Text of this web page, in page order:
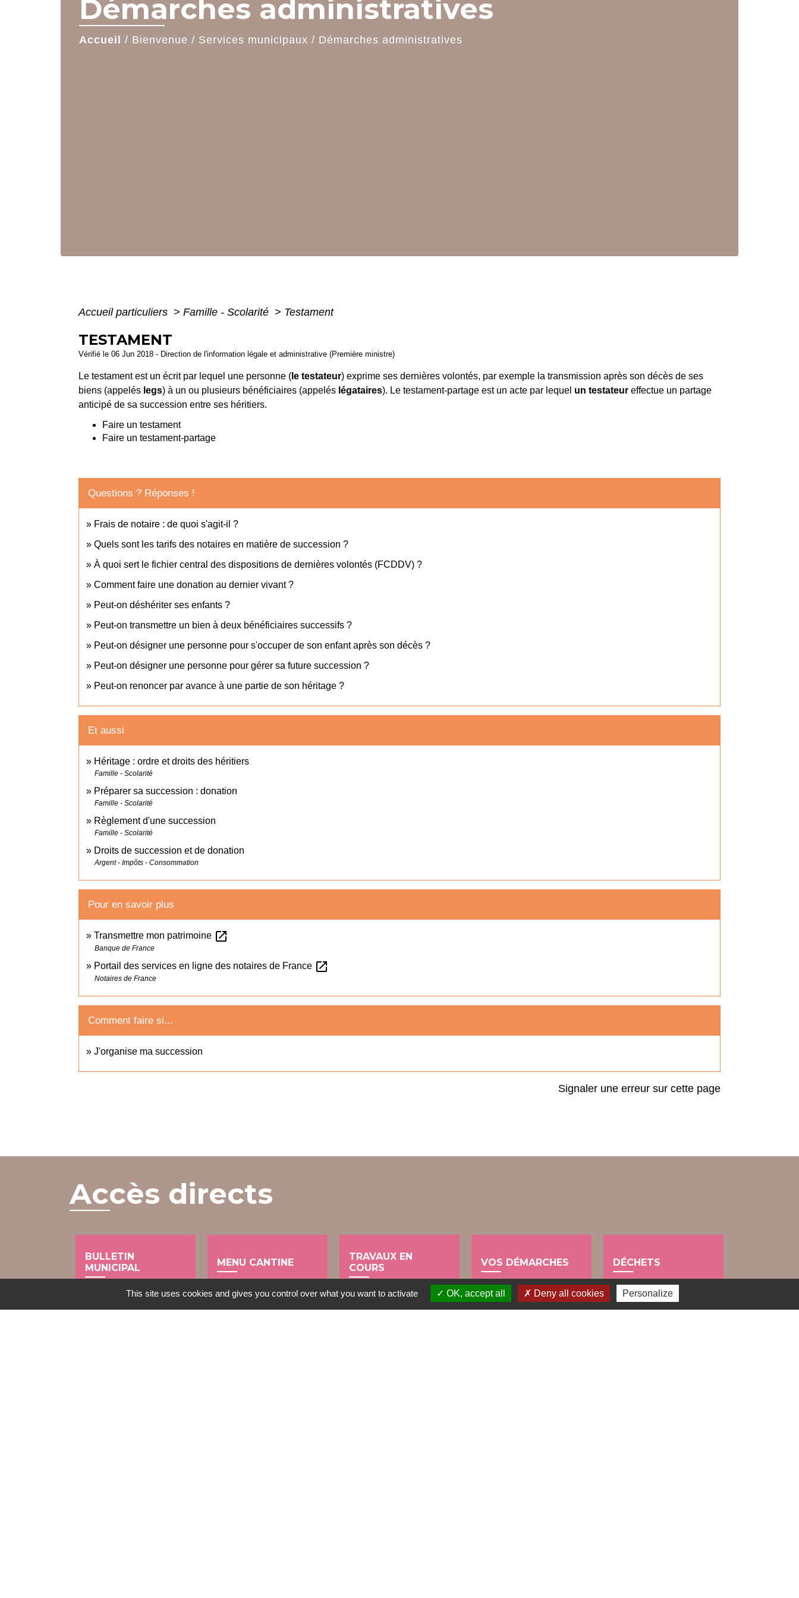
Démarches administratives
Accueil / Bienvenue / Services municipaux / Démarches administratives
Accueil particuliers > Famille - Scolarité > Testament
TESTAMENT
Vérifié le 06 Jun 2018 - Direction de l'information légale et administrative (Première ministre)
Le testament est un écrit par lequel une personne ( le testateur) exprime ses dernières volontés, par exemple la transmission après son décès de ses
biens (appelés legs) à un ou plusieurs bénéficiaires (appelés légataires). Le testament-partage est un acte par lequel un testateur effectue un partage
anticipé de sa succession entre ses héritiers.
Faire un testament
Faire un testament-partage
Questions ? Réponses !
Frais de notaire : de quoi s'agit-il ?
Quels sont les tarifs des notaires en matière de succession ?
À quoi sert le fichier central des dispositions de dernières volontés (FCDDV) ?
Comment faire une donation au dernier vivant ?
Peut-on déshériter ses enfants ?
Peut-on transmettre un bien à deux bénéficiaires successifs ?
Peut-on désigner une personne pour s'occuper de son enfant après son décès ?
Peut-on désigner une personne pour gérer sa future succession ?
Peut-on renoncer par avance à une partie de son héritage ?
Et aussi
Héritage : ordre et droits des héritiers
Famille - Scolarité
Préparer sa succession : donation
Famille - Scolarité
Règlement d'une succession
Famille - Scolarité
Droits de succession et de donation
Argent - Impôts - Consommation
Pour en savoir plus
Transmettre mon patrimoine open_in_new
Banque de France
Portail des services en ligne des notaires de France open_in_new
Notaires de France
Comment faire si...
J'organise ma succession
Signaler une erreur sur cette page
Accès directs
BULLETIN
MUNICIPAL
MENU CANTINE
local_dining
TRAVAUX EN
COURS
build
VOS DÉMARCHES
account_balance
DÉCHETS
public
This site uses cookies and gives you control over what you want to activate OK, accept all Deny all cookies Personalize